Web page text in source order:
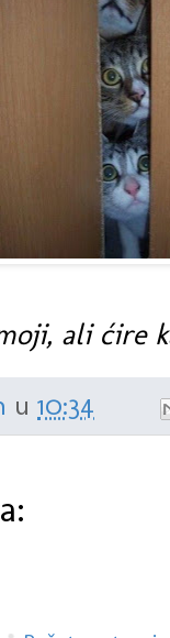
ali ćire
u 10:34